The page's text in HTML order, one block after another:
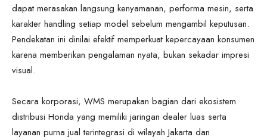
dapat merasakan langsung kenyamanan, performa mesin, serta
karakter handling setiap model sebelum mengambil keputusan.
Pendekatan ini dinilai efektif memperkuat kepercayaan konsumen
karena memberikan pengalaman nyata, bukan sekadar impresi
visual.
Secara korporasi, WMS merupakan bagian dari ekosistem
distribusi Honda yang memiliki jaringan dealer luas serta
layanan purna jual terintegrasi di wilayah Jakarta dan